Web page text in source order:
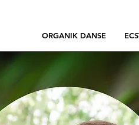
ORGANIK DANSE